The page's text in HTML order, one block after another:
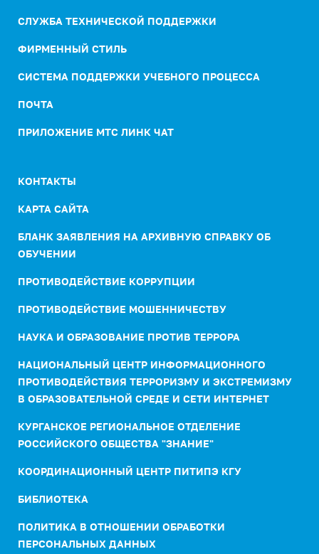
СЛУЖБА ТЕХНИЧЕСКОЙ ПОДДЕРЖКИ
ФИРМЕННЫЙ СТИЛЬ
СИСТЕМА ПОДДЕРЖКИ УЧЕБНОГО ПРОЦЕССА
ПОЧТА
ПРИЛОЖЕНИЕ МТС ЛИНК ЧАТ
КОНТАКТЫ
КАРТА САЙТА
БЛАНК ЗАЯВЛЕНИЯ НА АРХИВНУЮ СПРАВКУ ОБ
ОБУЧЕНИИ
ПРОТИВОДЕЙСТВИЕ КОРРУПЦИИ
ПРОТИВОДЕЙСТВИЕ МОШЕННИЧЕСТВУ
НАУКА И ОБРАЗОВАНИЕ ПРОТИВ ТЕРРОРА
НАЦИОНАЛЬНЫЙ ЦЕНТР ИНФОРМАЦИОННОГО
ПРОТИВОДЕЙСТВИЯ ТЕРРОРИЗМУ И ЭКСТРЕМИЗМУ
В ОБРАЗОВАТЕЛЬНОЙ СРЕДЕ И СЕТИ ИНТЕРНЕТ
КУРГАНСКОЕ РЕГИОНАЛЬНОЕ ОТДЕЛЕНИЕ
РОССИЙСКОГО ОБЩЕСТВА "ЗНАНИЕ"
КООРДИНАЦИОННЫЙ ЦЕНТР ПИТИПЭ КГУ
БИБЛИОТЕКА
ПОЛИТИКА В ОТНОШЕНИИ ОБРАБОТКИ
ПЕРСОНАЛЬНЫХ ДАННЫХ